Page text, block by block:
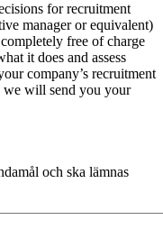
for recruitment
manager or equivalent)
free of charge
it does and assess
company’s recruitment
we will send you your
och ska lämnas